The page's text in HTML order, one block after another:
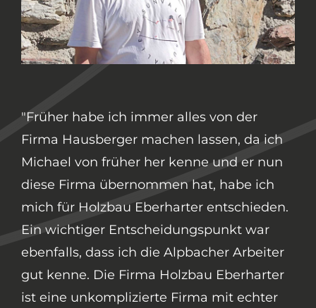
"Wir wollten für unser Mehrzweckgebäude
in Thaur einen Partner für die Errichtung
gewinnen, wo wir uns zu 100 Prozent
verlassen können und eine unkomplizierte
Abwicklung möglich ist. Die Firma
Eberharter hat unsere Erwartungen mehr
als erfüllt und die Arbeiten perfekt
abgewickelt.
Besonders das kompetente Team von der